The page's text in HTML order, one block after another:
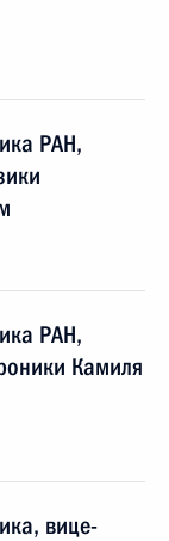
РАН,
РАН,
Камиля
вице-